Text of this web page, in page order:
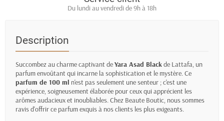
Du lundi au vendredi de 9h à 18h
Description
Succombez au charme captivant deYara Asad Blackde Lattafa, un
parfum envoûtant qui incarne la sophistication et le mystère. Ce
parfum de 100 ml n'est pas seulement une senteur ; c'est une
expérience, soigneusement élaborée pour ceux qui apprécient les
arômes audacieux et inoubliables. Chez Beaute Boutic, nous sommes
ravis d'offrir ce parfum exquis à nos clients les plus exigeants.